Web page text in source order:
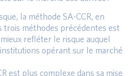
la méthode SA-CCR, en
trois méthodes précédentes est
refléter le risque auquel
opérant sur le marché
est plus complexe dans sa mise